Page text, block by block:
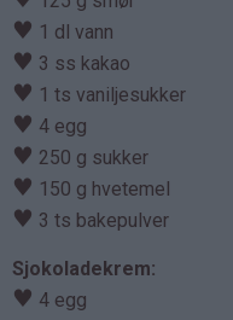
♥ 1 dl vann
♥ 3 ss kakao
♥ 1 ts vaniljesukker
♥ 4 egg
♥ 250 g sukker
♥ 150 g hvetemel
♥ 3 ts bakepulver
Sjokoladekrem:
♥ 4 egg